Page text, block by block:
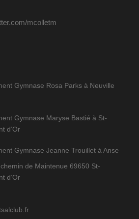
mcolletm
Gymnase Rosa Parks à Neuville
Gymnase Maryse Bastié à St-
d’Or
Gymnase Jeanne Trouillet à Anse
de Maintenue 69650 St-
d’Or